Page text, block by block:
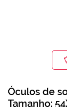
Óculos de
Galeria
de
Óculos de
Tamanho: